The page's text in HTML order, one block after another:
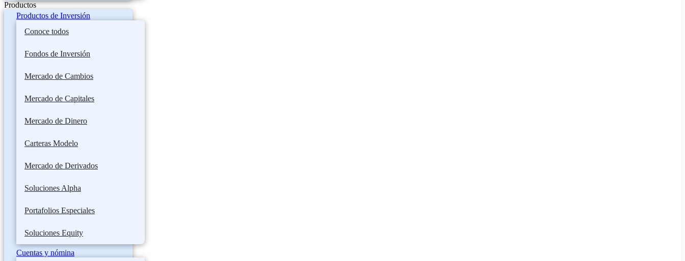
Productos
Productos de Inversión
Conoce todos
Fondos de Inversión
Mercado de Cambios
Mercado de Capitales
Mercado de Dinero
Carteras Modelo
Mercado de Derivados
Soluciones Alpha
Portafolios Especiales
Soluciones Equity
Cuentas y nómina